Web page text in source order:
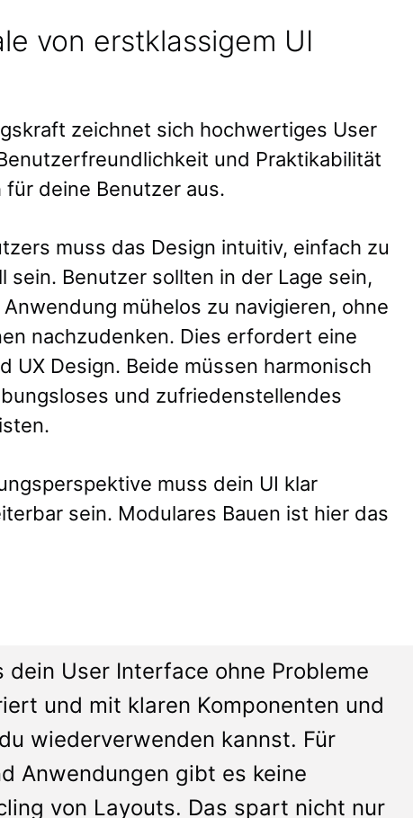
von erstklassigem UI
zeichnet sich hochwertiges User
und Praktikabilität
deine Benutzer aus.
muss das Design intuitiv, einfach zu
Benutzer sollten in der Lage sein,
mühelos zu navigieren, ohne
nachzudenken. Dies erfordert eine
UX Design. Beide müssen harmonisch
und zufriedenstellendes
muss dein UI klar
sein. Modulares Bauen ist hier das
dein User Interface ohne Probleme
und mit klaren Komponenten und
wiederverwenden kannst. Für
Anwendungen gibt es keine
von Layouts. Das spart nicht nur